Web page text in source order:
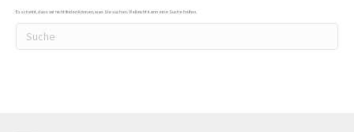
Es scheint, dass wir nicht finden können, was Sie suchen. Vielleicht kann eine Suche helfen.